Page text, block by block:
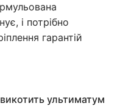
і потрібно
гарантій
ультиматум